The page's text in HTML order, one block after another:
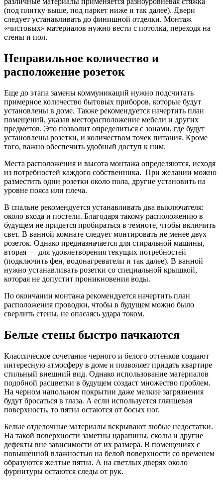
(под плитку выше, под паркет ниже и так далее). Двери
следует устанавливать до финишной отделки. Монтаж
«чистовых» материалов нужно вести с потолка, переходя на
стены и пол.
Неправильное количество и
расположение розеток
Еще до этапа замены коммуникаций нужно подсчитать
примерное количество бытовых приборов, которые будут
установлены в доме. Также рекомендуется начертить план
помещений, указав месторасположение мебели и других
предметов. Это позволит определиться с зонами, где будут
установлены розетки, и количеством точек питания. Кроме
того, важно обеспечить удобный доступ к ним.
Места расположения и высота монтажа определяются, исходя
из потребностей каждого собственника. При желании можно
разместить одни розетки около пола, другие установить на
уровне пояса или плеча.
В спальне рекомендуется устанавливать два выключателя:
около входа и постели. Благодаря такому расположению в
будущем не придется пробираться в темноте, чтобы включить
свет. В ванной комнате следует монтировать не менее двух
розеток. Однако предназначается для стиральной машины,
вторая — для удовлетворения текущих потребностей
(подключить фен, водонагреватели и так далее). В ванной
нужно устанавливать розетки со специальной крышкой,
которая не допустит проникновения воды.
По окончании монтажа рекомендуется начертить план
расположения проводки, чтобы в будущем можно было
сверлить стены, не опасаясь удара током.
Белые стены быстро пачкаются
Классическое сочетание черного и белого оттенков создают
интересную атмосферу в доме и позволяет придать квартире
стильный внешний вид. Однако использование материалов
подобной расцветки в будущем создаст множество проблем.
На черном напольном покрытии даже мелкие загрязнения
будут бросаться в глаза. А если используется глянцевая
поверхность, то пятна остаются от босых ног.
Белые отделочные материалы вскрывают любые недостатки.
На такой поверхности заметны царапины, сколы и другие
дефекты вне зависимости от их размера. В помещениях с
повышенной влажностью на белой поверхности со временем
образуются желтые пятна. А на светлых дверях около
фурнитуры остаются следы от рук.